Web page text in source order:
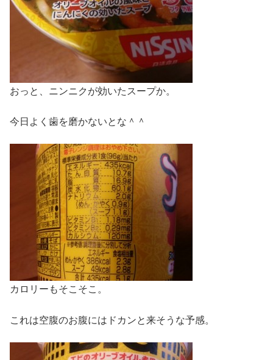
おっと、ニンニクが効いたスープか。
今日よく歯を磨かないとな＾＾
カロリーもそこそこ。
これは空腹のお腹にはドカンと来そうな予感。